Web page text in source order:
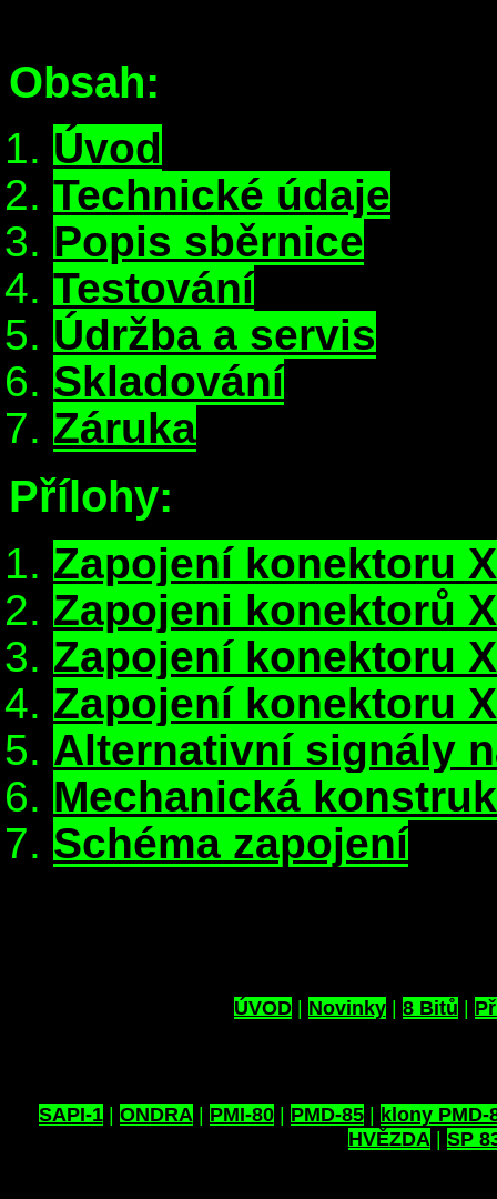
Obsah:
Úvod
Technické údaje
Popis sběrnice
Testování
Údržba a servis
Skladování
Záruka
Přílohy:
Zapojení konektoru
Zapojeni konektorů
Zapojení konektoru
Zapojení konektoru
Alternativní signály
Mechanická
Schéma zapojení
ÚVOD| Novinky| 8 Bitů |
SAPI-1| ONDRA | PMI-80| PMD-85| klony PMD-
HVĚZDA | SP